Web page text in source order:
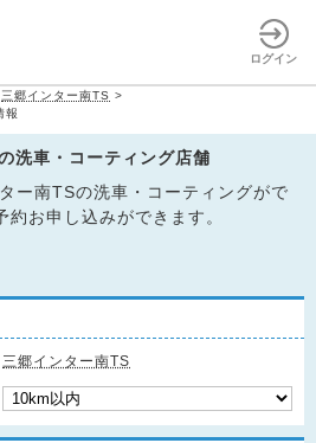
ログイン
三郷インター南TS >
報
洗車・コーティング店舗
ー南TSの洗車・コーティングがで
お申し込みができます。
三郷インター南TS